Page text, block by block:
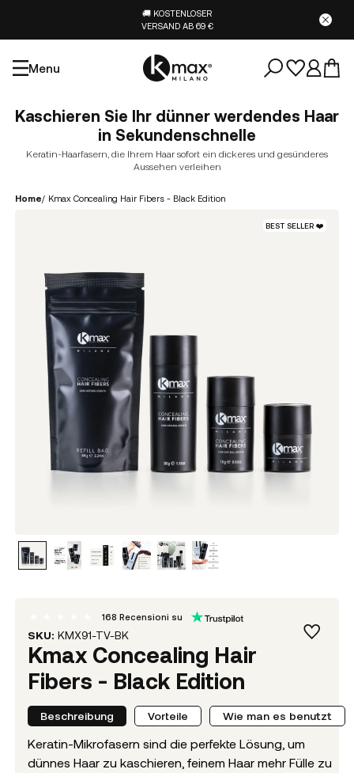
🚚 KOSTENLOSER
VERSAND AB 69 €
Menu
Kaschieren Sie Ihr dünner werdendes Haar
in Sekundenschnelle
Keratin-Haarfasern, die Ihrem Haar sofort ein dickeres und gesünderes
Aussehen verleihen
Home/ Kmax Concealing Hair Fibers - Black Edition
BEST SELLER ❤️
SKU: KMX91-TV-BK
Kmax Concealing Hair
Fibers - Black Edition
168 Recensioni su
Beschreibung Vorteile Wie man es benutzt
Keratin-Mikrofasern sind die perfekte Lösung, um
dünnes Haar zu kaschieren, feinem Haar mehr Fülle zu